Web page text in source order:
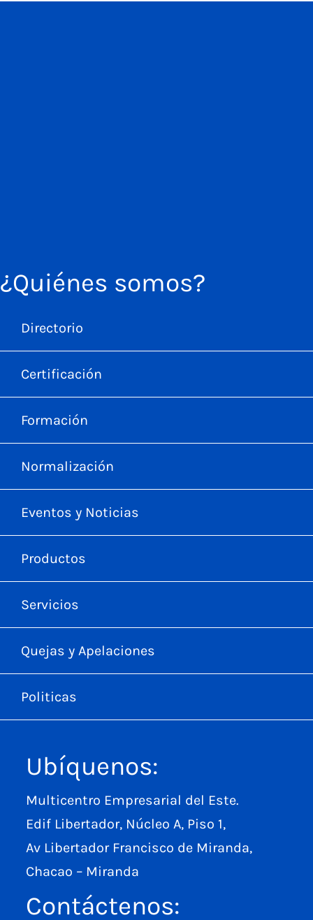
¿Quiénes somos?
Directorio
Certificación
Formación
Normalización
Eventos y Noticias
Productos
Servicios
Quejas y Apelaciones
Politicas
Ubíquenos:
Multicentro Empresarial del Este.
Edif Libertador, Núcleo A, Piso 1,
Av Libertador Francisco de Miranda,
Chacao – Miranda
Contáctenos: